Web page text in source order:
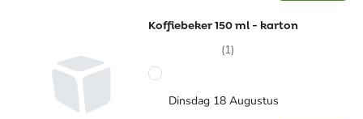
Koffiebeker 150 ml - karton
(1)
Dinsdag 18 Augustus